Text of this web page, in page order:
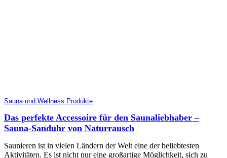
Sauna und Wellness Produkte
Das perfekte Accessoire für den Saunaliebhaber –
Sauna-Sanduhr von Naturrausch
Saunieren ist in vielen Ländern der Welt eine der beliebtesten
Aktivitäten. Es ist nicht nur eine großartige Möglichkeit, sich zu